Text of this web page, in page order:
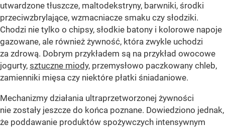
utwardzone tłuszcze, maltodekstryny, barwniki, środki
przeciwzbrylające, wzmacniacze smaku czy słodziki.
Chodzi nie tylko o chipsy, słodkie batony i kolorowe napoje
gazowane, ale również żywność, która zwykle uchodzi
za zdrową. Dobrym przykładem są na przykład owocowe
jogurty, sztuczne miody, przemysłowo paczkowany chleb,
zamienniki mięsa czy niektóre płatki śniadaniowe.
Mechanizmy działania ultraprzetworzonej żywności
nie zostały jeszcze do końca poznane. Dowiedziono jednak,
że poddawanie produktów spożywczych intensywnym